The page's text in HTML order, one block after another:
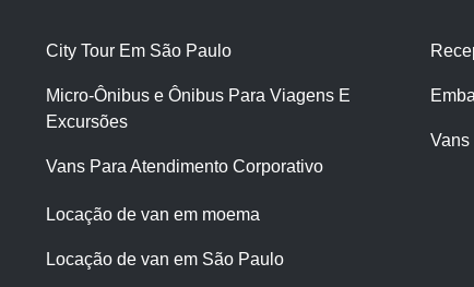
City Tour Em São Paulo
Micro-Ônibus e Ônibus Para Viagens E
Excursões
Vans Para Atendimento Corporativo
Vans
Locação de van em moema
Locação de van em São Paulo